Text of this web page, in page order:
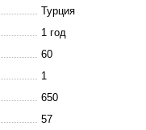
Турция
1 год
60
1
650
57